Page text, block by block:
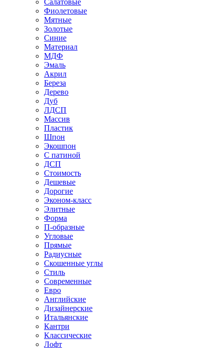
Салатовые
Фиолетовые
Мятные
Золотые
Синие
Материал
МДФ
Эмаль
Акрил
Береза
Дерево
Дуб
ЛДСП
Массив
Пластик
Шпон
Экошпон
С патиной
ДСП
Стоимость
Дешевые
Дорогие
Эконом-класс
Элитные
Форма
П-образные
Угловые
Прямые
Радиусные
Скошенные углы
Стиль
Современные
Евро
Английские
Дизайнерские
Итальянские
Кантри
Классические
Лофт